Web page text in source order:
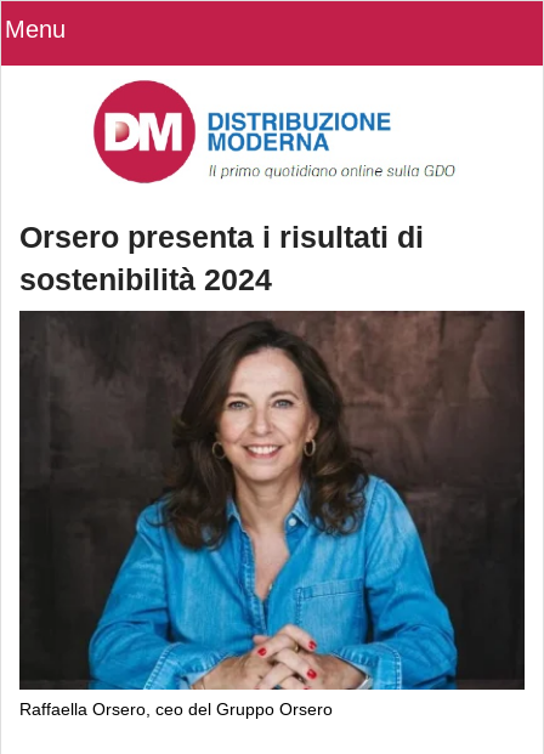
Menu
Orsero presenta i risultati di
sostenibilità 2024
Raffaella Orsero, ceo del Gruppo Orsero